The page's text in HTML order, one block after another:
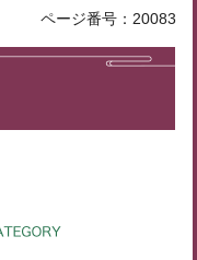
ページ番号：20083